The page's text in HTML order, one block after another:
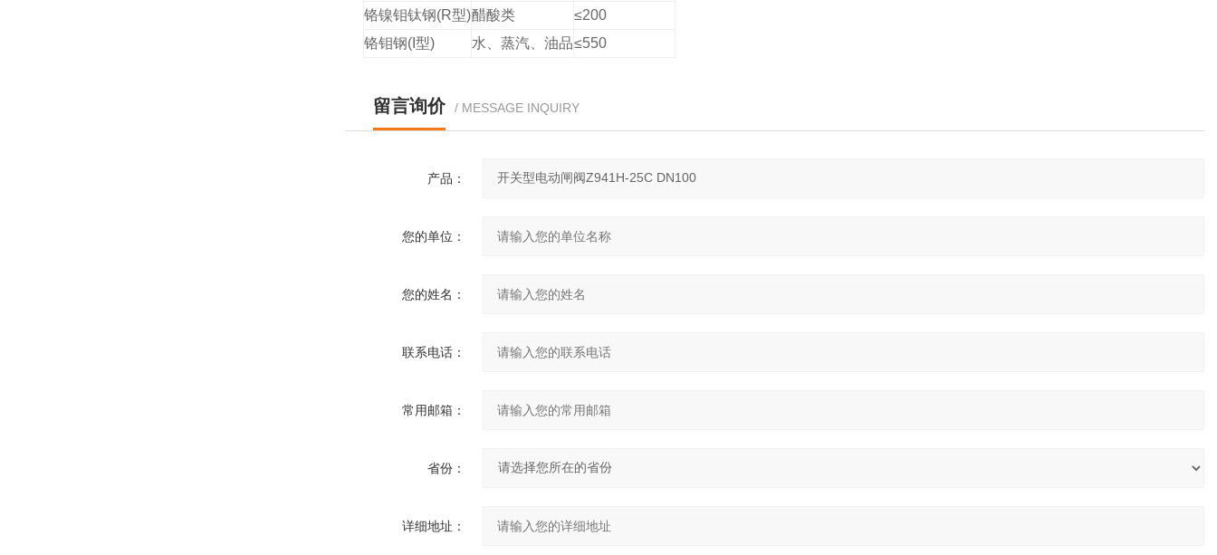
铬镍钼钛钢(R型)醋酸类
≤200
铬钼钢(I型)
水、蒸汽、油品≤550
留言询价 / MESSAGE INQUIRY
产品：
您的单位：
您的姓名：
联系电话：
常用邮箱：
省份：
详细地址：